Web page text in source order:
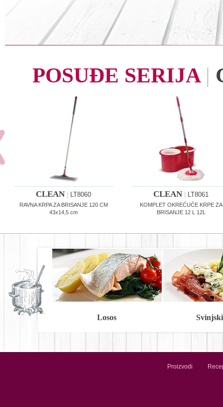
POSUĐE SERIJA |
CLEAN LT8060
RAVNA KRPA ZA BRISANJE 120 CM
43x14,5 cm
CLEAN LT8061
KOMPLET OKREĆUĆE KRPE ZA
BRISANJE 12 L 12L
Losos
Proizvodi